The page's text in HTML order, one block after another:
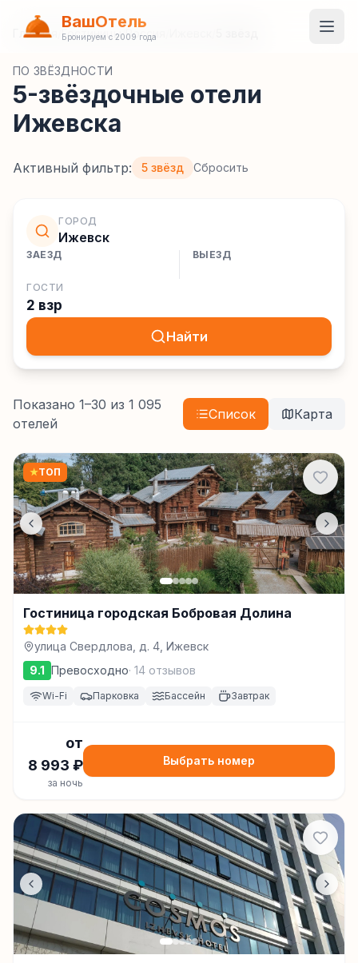
ВашОтель
Бронируем с 2009 года
Главная Гостиницы/Россия
ПО ЗВЁЗДНОСТИ
5-звёздочные отели
Ижевска
Активный фильтр: 5 звёзд Сбросить
ГОРОД
Ижевск
ЗАЕЗД ВЫЕЗД
ГОСТИ
2 взр
Найти
Показано 1–30 из 1 095
отелей
Список Карта
★ТОП
Гостиница городская Бобровая Долина
улица Свердлова, д. 4, Ижевск
9.1 Превосходно· 14 отзывов
Wi-Fi Парковка Бассейн Завтрак
от
8 993 ₽
за ночь
Выбрать номер